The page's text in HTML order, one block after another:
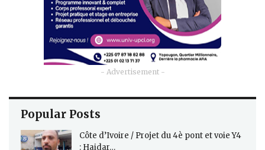
- Advertisement -
Popular Posts
Côte d’Ivoire / Projet du 4è pont et voie Y4
: Haidar…